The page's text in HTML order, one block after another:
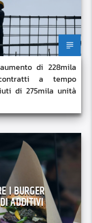
di 228mila
a tempo
di 275mila unità
I BURGER
ADDITIVI